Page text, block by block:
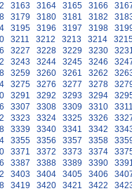
3163 3164 3165 3166
3179 3180 3181 3182
3195 3196 3197 3198
3211 3212 3213 3214
3227 3228 3229 3230
3243 3244 3245 3246
3259 3260 3261 3262
3275 3276 3277 3278
3291 3292 3293 3294
3307 3308 3309 3310
3323 3324 3325 3326
3339 3340 3341 3342
3355 3356 3357 3358
3371 3372 3373 3374
3387 3388 3389 3390
3403 3404 3405 3406
3419 3420 3421 3422